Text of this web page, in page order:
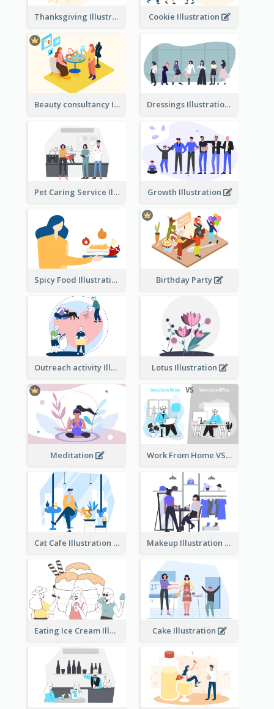
Thanksgiving Illustration Cookie Illustration
Beauty consultancy Illustration Dressings Illustration
Pet Caring Service Illustration Growth Illustration
Spicy Food Illustration Birthday Party
Outreach activity Illustration Lotus Illustration
Meditation Work From Home VS Work From Office
Cat Cafe Illustration Makeup Illustration
Eating Ice Cream Illustration Cake Illustration